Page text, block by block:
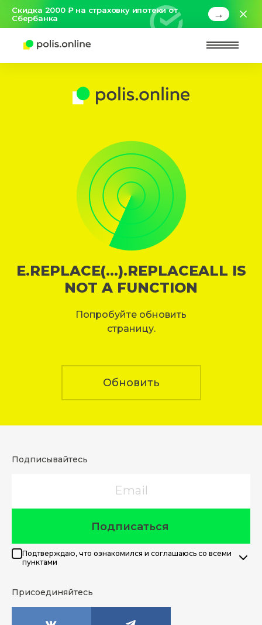
Скидка 2000 ₽ на страховку ипотеки от
Сбербанка
→
E.REPLACE(...).REPLACEALL IS
NOT A FUNCTION
Попробуйте обновить
страницу.
Обновить
Подписывайтесь
Подписаться
Подтверждаю, что ознакомился и соглашаюсь со всеми
пунктами
Присоединяйтесь